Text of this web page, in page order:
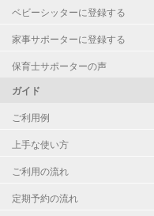
ベビーシッターに登録する
家事サポーターに登録する
保育士サポーターの声
ガイド
ご利用例
上手な使い方
ご利用の流れ
定期予約の流れ